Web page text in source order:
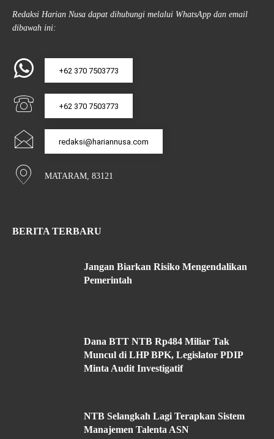
Redaksi Harian Nusa dapat dihubungi melalui WhatsApp dan email
dibawah ini:
+62 370 7503773
+62 370 7503773
redaksi@hariannusa.com
MATARAM, 83121
BERITA TERBARU
Jangan Biarkan Risiko Mengendalikan
Pemerintah
Dana BTT NTB Rp484 Miliar Tak
Muncul di LHP BPK, Legislator PDIP
Minta Audit Investigatif
NTB Selangkah Lagi Terapkan Sistem
Manajemen Talenta ASN